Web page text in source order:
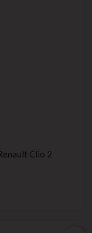
Clio 2